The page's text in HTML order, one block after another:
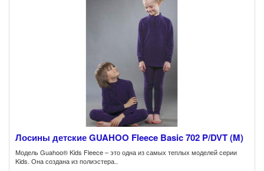
Лосины детские GUAHOO Fleece Basic 702 P/DVT (M)
Модель Guahoo® Kids Fleece – это одна из самых теплых моделей серии
Kids. Она создана из полиэстера..